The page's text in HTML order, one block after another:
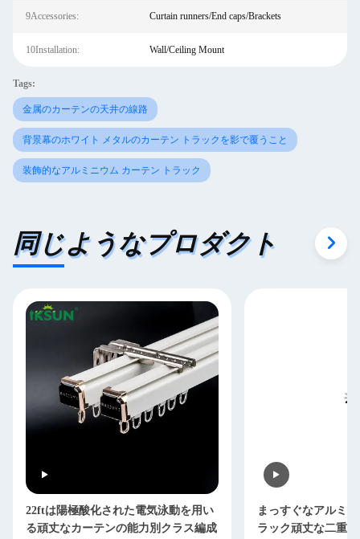
9Accessories: Curtain runners/End caps/Brackets
10Installation: Wall/Ceiling Mount
Tags:
金属のカーテンの天井の線路
背景幕のホワイト メタルのカーテン トラックを影で覆うこと
装飾的なアルミニウム カーテン トラック
同じようなプロダクト
22ftは陽極酸化された電気泳動を用い
る頑丈なカーテンの能力別クラス編成
まっすぐなアルミ
ラック頑丈な二重